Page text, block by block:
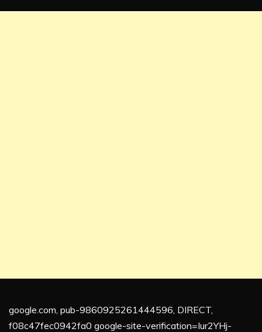
google.com, pub-9860925261444596, DIRECT,
f08c47fec0942fa0 google-site-verification=Iur2YHj-